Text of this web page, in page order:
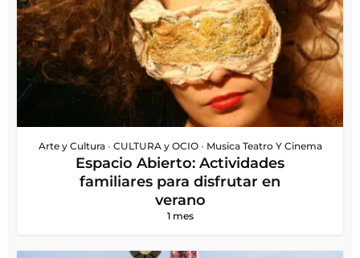
Arte y Cultura • CULTURA y OCIO • Musica Teatro Y Cinema
Espacio Abierto: Actividades
familiares para disfrutar en
verano
1 mes